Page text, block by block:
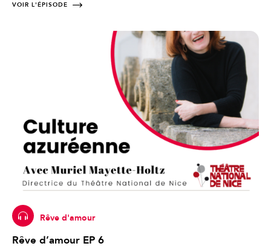
VOIR L'ÉPISODE
Rêve d'amour
Rêve d’amour EP 6